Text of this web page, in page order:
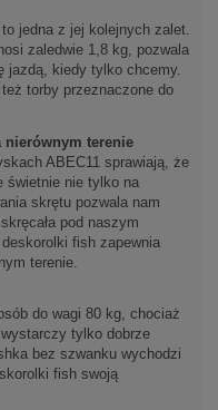
jedna z jej kolejnych zalet.
zaledwie 1,8 kg, pozwala
jazdą, kiedy tylko chcemy.
torby przeznaczone do
nierównym terenie
ABEC11 sprawiają, że
świetnie nie tylko na
skrętu pozwala nam
pod naszym
fish zapewnia
terenie.
do wagi 80 kg, chociaż
tylko dobrze
bez szwanku wychodzi
fish swoją